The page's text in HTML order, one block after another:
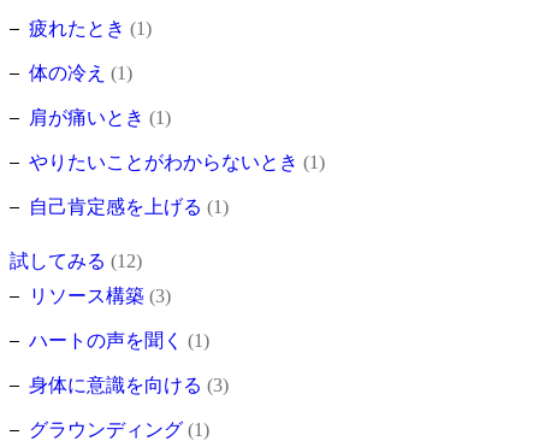
疲れたとき (1)
体の冷え (1)
肩が痛いとき (1)
やりたいことがわからないとき (1)
自己肯定感を上げる (1)
試してみる (12)
リソース構築 (3)
ハートの声を聞く (1)
身体に意識を向ける (3)
グラウンディング (1)